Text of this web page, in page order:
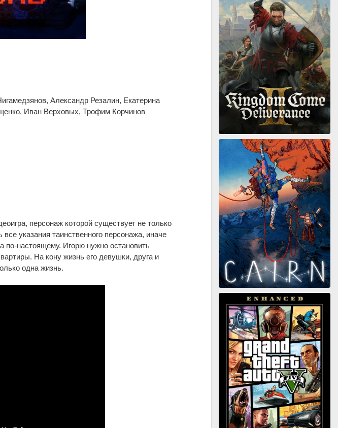
Александр Резалин, Екатерина
Иван Верховых, Трофим Корчинов
персонаж которой существует не только
указания таинственного персонажа, иначе
по-настоящему. Игорю нужно остановить
На кону жизнь его девушки, друга и
одна жизнь.